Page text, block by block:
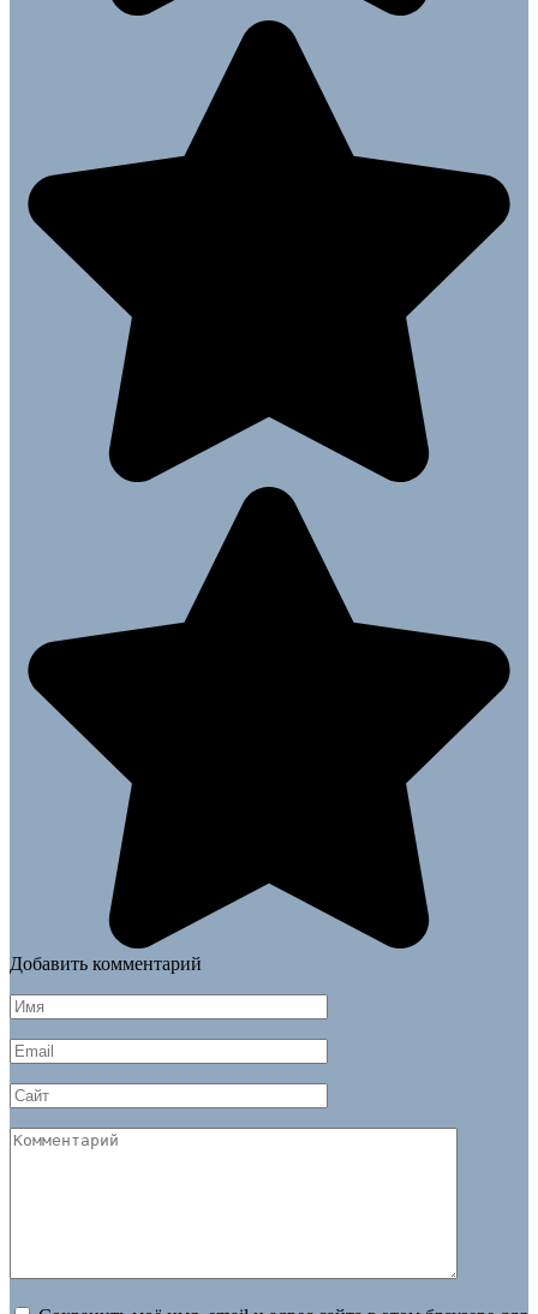
Добавить комментарий
Имя
*
Email
*
Сайт
Комментарий